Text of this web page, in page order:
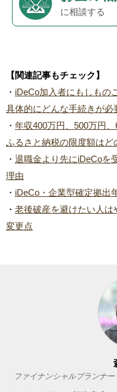
に相談する
【関連記事もチェック】
・ iDeCo加入者にもしもの
具体的にどんな手続きが必
・ 年収400万円、500万円
ふるさと納税の限度額はど
・ 退職金より先にiDeCoを
理由
・ iDeCo・企業型確定拠出
・ 老後破産を避けたい人
変更点
ファイナンシャルプランナ